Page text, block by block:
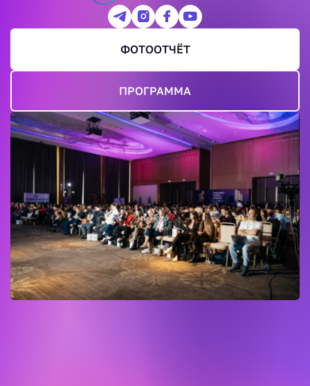
ФОТООТЧЁТ
ПРОГРАММА